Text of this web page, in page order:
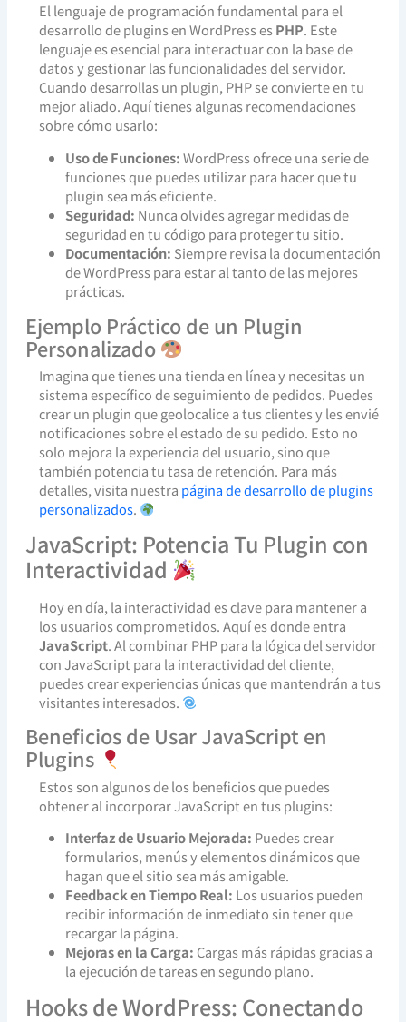
El lenguaje de programación fundamental para el
desarrollo de plugins en WordPress esPHP. Este
lenguaje es esencial para interactuar con la base de
datos y gestionar las funcionalidades del servidor.
Cuando desarrollas un plugin, PHP se convierte en tu
mejor aliado. Aquí tienes algunas recomendaciones
sobre cómo usarlo:
Uso de Funciones:WordPress ofrece una serie de
funciones que puedes utilizar para hacer que tu
plugin sea más eficiente.
Seguridad: Nunca olvides agregar medidas de
seguridad en tu código para proteger tu sitio.
Documentación: Siempre revisa la documentación
de WordPress para estar al tanto de las mejores
prácticas.
Ejemplo Práctico de un Plugin
Personalizado
Imagina que tienes una tienda en línea y necesitas un
sistema específico de seguimiento de pedidos. Puedes
crear un plugin que geolocalice a tus clientes y les envié
notificaciones sobre el estado de su pedido. Esto no
solo mejora la experiencia del usuario, sino que
también potencia tu tasa de retención. Para más
detalles, visita nuestra página de desarrollo de plugins
personalizados.
JavaScript: Potencia Tu Plugin con
Interactividad
Hoy en día, la interactividad es clave para mantener a
los usuarios comprometidos. Aquí es donde entra
JavaScript. Al combinar PHP para la lógica del servidor
con JavaScript para la interactividad del cliente,
puedes crear experiencias únicas que mantendrán a tus
visitantes interesados.
Beneficios de Usar JavaScript en
Plugins
Estos son algunos de los beneficios que puedes
obtener al incorporar JavaScript en tus plugins:
Interfaz de Usuario Mejorada: Puedes crear
formularios, menús y elementos dinámicos que
hagan que el sitio sea más amigable.
Feedback en Tiempo Real: Los usuarios pueden
recibir información de inmediato sin tener que
recargar la página.
Mejoras en la Carga: Cargas más rápidas gracias a
la ejecución de tareas en segundo plano.
Hooks de WordPress: Conectando